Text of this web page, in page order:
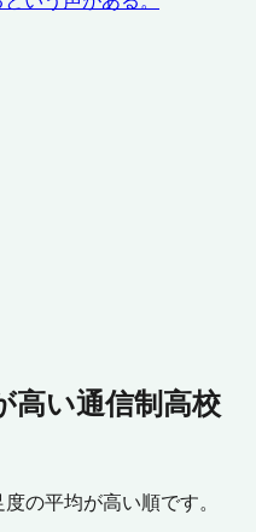
高い通信制高校
の平均が高い順です。